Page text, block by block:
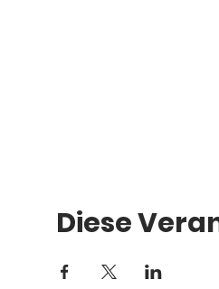
Diese